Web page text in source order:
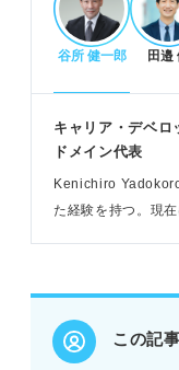
アピール。
評価されるアピ
企業の求める
長所・短所
POINT：自己
自己PRと長所
自己PRは
長所は短所と
谷所 健一郎 田邉
キャリア・デベロ
ドメイン代表
Kenichiro
た経験を持つ。現
この記